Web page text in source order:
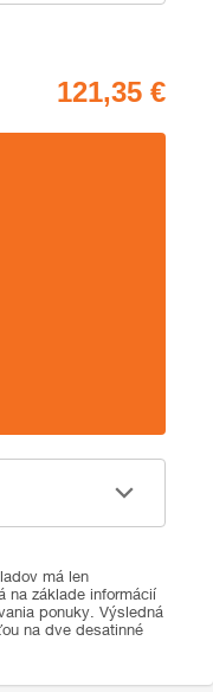
má len
na základe informácií
ponuky. Výsledná
na dve desatinné